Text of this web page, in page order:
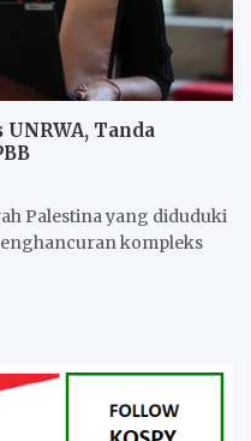
Tanda
Palestina yang diduduki
kompleks